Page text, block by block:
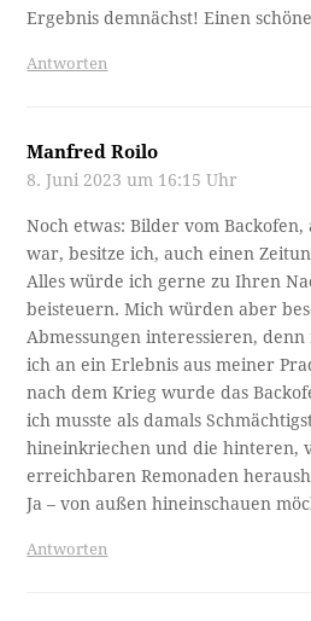
Ergebnis demnächst! Einen
Antworten
Manfred Roilo
8. Juni 2023 um 16:15 Uhr
Noch etwas: Bilder vom
war, besitze ich, auch einen
Alles würde ich gerne zu Ihren
beisteuern. Mich würden aber
Abmessungen interessieren,
ich an ein Erlebnis aus meiner
nach dem Krieg wurde das
ich musste als damals
hineinkriechen und die hinteren,
erreichbaren Remonaden
Ja – von außen hineinschauen
Antworten